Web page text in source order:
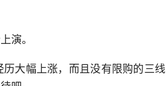
演。
大幅上涨，而且没有限购的三线